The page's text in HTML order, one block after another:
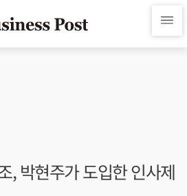
, 박현주가 도입한 인사제